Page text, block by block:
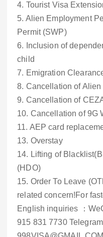
4. Tourist Visa
5. Alien Employment
Permit (SWP)
6. Inclusion of
child
7. Emigration
8. Cancellation of
9. Cancellation of
10. Cancellation of 9G
11. AEP card
13. Overstay
14. Lifting of
(HDO)
15. Order To Leave
related concern!For
English inquiries ：
915 831 7730